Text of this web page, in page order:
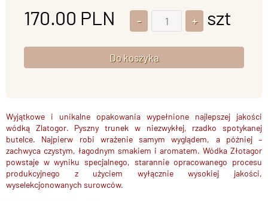
170.00 PLN szt
Wyjątkowe i unikalne opakowania wypełnione najlepszej jakości
wódką Zlatogor. Pyszny trunek w niezwykłej, rzadko spotykanej
butelce. Najpierw robi wrażenie samym wyglądem, a później –
zachwyca czystym, łagodnym smakiem i aromatem. Wódka Złotagor
powstaje w wyniku specjalnego, starannie opracowanego procesu
produkcyjnego z użyciem wyłącznie wysokiej jakości,
wyselekcjonowanych surowców.